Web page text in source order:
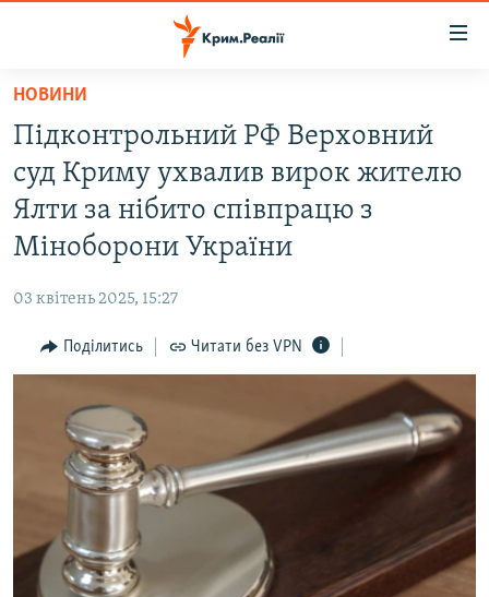
Перейти
основного
матеріалу
Перейти
до
основної
Перейти
пошуку
ВОДА.КРИМ
ВІДЕО ТА ФОТО
ПОЛІТИКА
ІНТЕРВ'Ю
СПЕЦПРОЕКТИ
ДЕПОРТАЦІЯ
ВІДЕОУРОКИ «ELIFBE»
СВІДЧЕННЯ ОКУПАЦІЇ
УКРАЇНСЬКА ПРОБЛЕМА КРИМУ
ЯК ОБІЙТИ БЛОКУВАННЯ
Русский
Qırımtatar
НОВИНИ
Підконтрольний РФ Верховний
суд Криму ухвалив вирок жителю
Ялти за нібито співпрацю з
Міноборони України
03 квітень 2025, 15:27
Поділитись Читати без VPN